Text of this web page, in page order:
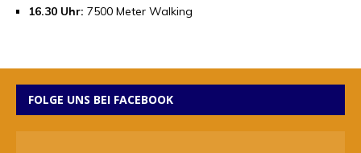
16.30 Uhr: 7500 Meter Walking
FOLGE UNS BEI FACEBOOK